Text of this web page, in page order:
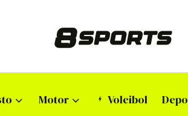
Motor Voleibol